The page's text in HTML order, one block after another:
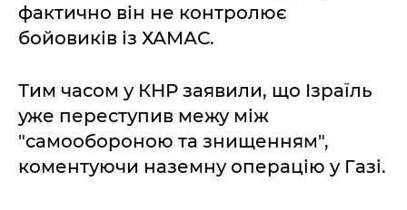
фактично він не контролює
бойовиків із ХАМАС.
Тим часом у КНР заявили, що Ізраїль
уже переступив межу між
"самообороною та знищенням",
коментуючи наземну операцію у Газі.